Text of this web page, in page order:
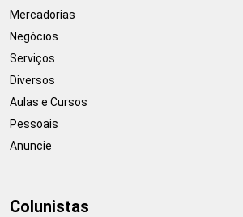
Mercadorias
Negócios
Serviços
Diversos
Aulas e Cursos
Pessoais
Anuncie
Colunistas